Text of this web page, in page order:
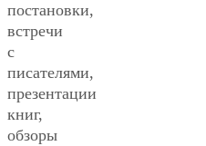
постановки,
встречи
с
писателями,
презентации
книг,
обзоры